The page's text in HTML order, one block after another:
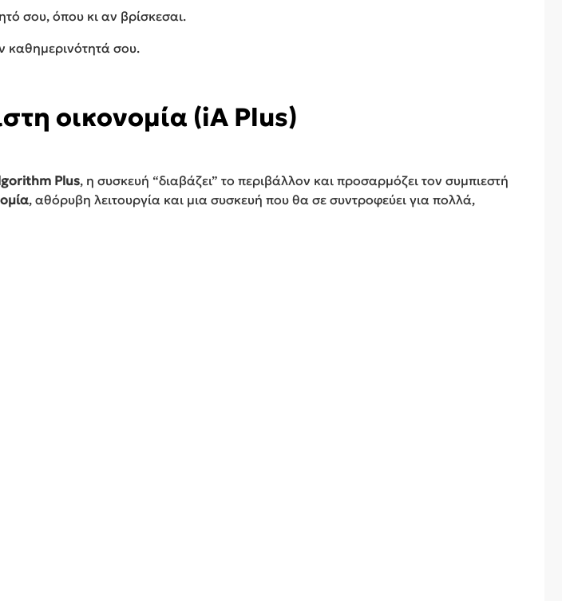
σου, όπου κι αν βρίσκεσαι.
καθημερινότητά σου.
οικονομία (iA Plus)
Plus, η συσκευή “διαβάζει” το περιβάλλον και προσαρμόζει τον συμπιεστή
, αθόρυβη λειτουργία και μια συσκευή που θα σε συντροφεύει για πολλά,